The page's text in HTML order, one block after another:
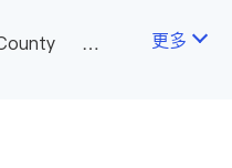
租售
师
儿科
更多